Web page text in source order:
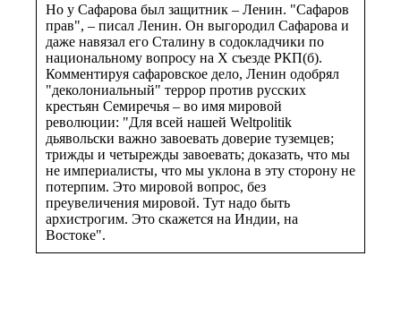
Но у Сафарова был защитник – Ленин. "Сафаров
прав", – писал Ленин. Он выгородил Сафарова и
даже навязал его Сталину в содокладчики по
национальному вопросу на X съезде РКП(б).
Комментируя сафаровское дело, Ленин одобрял
"деколониальный" террор против русских
крестьян Семиречья – во имя мировой
революции: "Для всей нашей Weltpolitik
дьявольски важно завоевать доверие туземцев;
трижды и четырежды завоевать; доказать, что мы
не империалисты, что мы уклона в эту сторону не
потерпим. Это мировой вопрос, без
преувеличения мировой. Тут надо быть
архистрогим. Это скажется на Индии, на
Востоке".